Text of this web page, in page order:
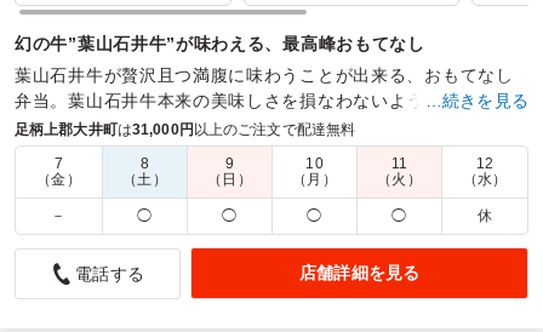
幻の牛”葉山石井牛”が味わえる、最高峰おもてなし
葉山石井牛が贅沢且つ満腹に味わうことが出来る、おもてなし
弁当。葉山石井牛本来の美味しさを損なわないよう、付け合わ
せの｢キムチ・ナムル｣も自家製にこだわった美味しさ。
商品数： 締切日時： 1日前14:00 価格帯：
2,160円～4,500円
配達時間：
11:30～19:00
お肉
5.0
…続きを見る
足柄上郡大井町は31,000円 以上のご注文で配達無料
7
（金）
8
（土）
9
（日）
10
（月）
11
（火）
12
（水）
－ ◯ ◯ ◯ ◯ 休
電話する 店舗詳細を見る